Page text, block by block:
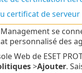
certificat de
Management se
personnalisé des
Web de ESET
>Ajouter.